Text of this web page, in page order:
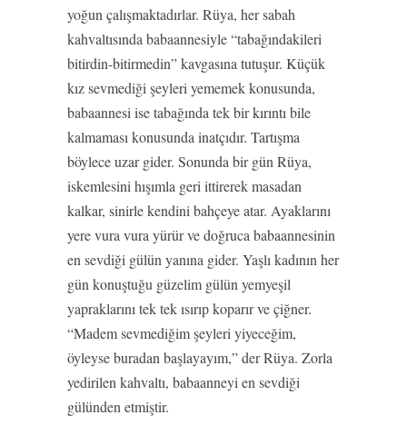
yoğun çalışmaktadırlar. Rüya, her sabah
kahvaltısında babaannesiyle “tabağındakileri
bitirdin-bitirmedin” kavgasına tutuşur. Küçük
kız sevmediği şeyleri yememek konusunda,
babaannesi ise tabağında tek bir kırıntı bile
kalmaması konusunda inatçıdır. Tartışma
böylece uzar gider. Sonunda bir gün Rüya,
iskemlesini hışımla geri ittirerek masadan
kalkar, sinirle kendini bahçeye atar. Ayaklarını
yere vura vura yürür ve doğruca babaannesinin
en sevdiği gülün yanına gider. Yaşlı kadının her
gün konuştuğu güzelim gülün yemyeşil
yapraklarını tek tek ısırıp koparır ve çiğner.
“Madem sevmediğim şeyleri yiyeceğim,
öyleyse buradan başlayayım,” der Rüya. Zorla
yedirilen kahvaltı, babaanneyi en sevdiği
gülünden etmiştir.